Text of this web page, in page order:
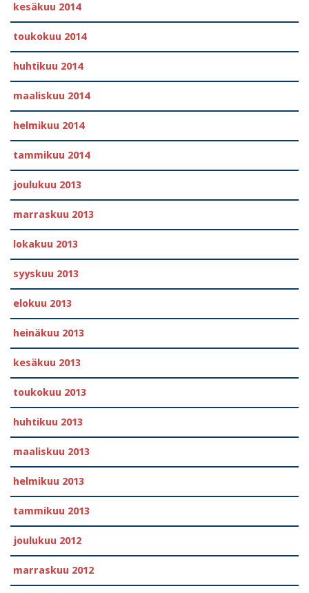
kesäkuu 2014
toukokuu 2014
huhtikuu 2014
maaliskuu 2014
helmikuu 2014
tammikuu 2014
joulukuu 2013
marraskuu 2013
lokakuu 2013
syyskuu 2013
elokuu 2013
heinäkuu 2013
kesäkuu 2013
toukokuu 2013
huhtikuu 2013
maaliskuu 2013
helmikuu 2013
tammikuu 2013
joulukuu 2012
marraskuu 2012